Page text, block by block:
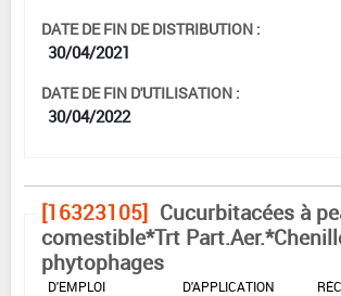
DATE DE FIN DE DISTRIBUTION :
30/04/2021
DATE DE FIN D'UTILISATION :
30/04/2022
[16323105] Cucurbitacées à
comestible*Trt
phytophages
DOSE MAX
D'EMPLOI
D'APPLICATION